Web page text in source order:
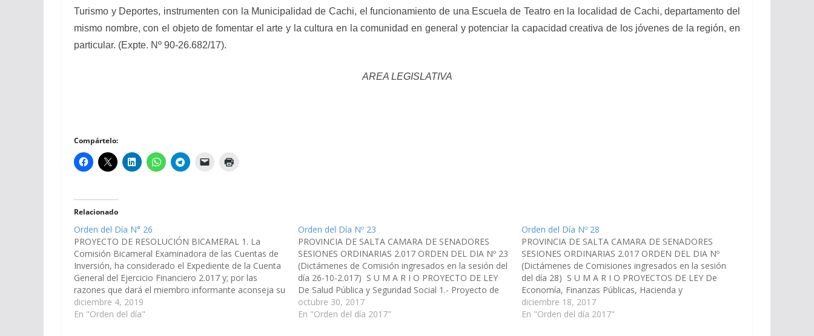
Turismo y Deportes, instrumenten con la Municipalidad de Cachi, el funcionamiento de una Escuela de Teatro en la localidad de Cachi, departamento del
mismo nombre, con el objeto de fomentar el arte y la cultura en la comunidad en general y potenciar la capacidad creativa de los jóvenes de la región, en
particular. (Expte. Nº 90-26.682/17).
AREA LEGISLATIVA
Compártelo:
Relacionado
Orden del Día N° 26
PROYECTO DE RESOLUCIÓN BICAMERAL 1. La
Comisión Bicameral Examinadora de las Cuentas de
Inversión, ha considerado el Expediente de la Cuenta
General del Ejercicio Financiero 2.017 y; por las
razones que dará el miembro informante aconseja su
aprobación. Expte. Nº 91-40.527/19 Dictamen en
mayoría: EL SENADO Y LA CAMARA DE…
diciembre 4, 2019
En "Orden del día"
Orden del Día Nº 23
PROVINCIA DE SALTA CAMARA DE SENADORES
SESIONES ORDINARIAS 2.017 ORDEN DEL DIA Nº 23
(Dictámenes de Comisión ingresados en la sesión del
día 26-10-2.017) S U M A R I O PROYECTO DE LEY
De Salud Pública y Seguridad Social 1.- Proyecto de
Ley, por el cual se establece que…
octubre 30, 2017
En "Orden del día 2017"
Orden del Día Nº 28
PROVINCIA DE SALTA CAMARA DE SENADORES
SESIONES ORDINARIAS 2.017 ORDEN DEL DIA Nº
(Dictámenes de Comisiones ingresados en la sesión
del día 28) S U M A R I O PROYECTOS DE LEY De
Economía, Finanzas Públicas, Hacienda y
Presupuesto: 1.- En revisión: Sistema de
Contrataciones de la Provincia. (Expte.…
diciembre 18, 2017
En "Orden del día 2017"